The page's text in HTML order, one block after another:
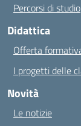
Percorsi di studio
Didattica
Offerta
I progetti delle
Novità
Le notizie